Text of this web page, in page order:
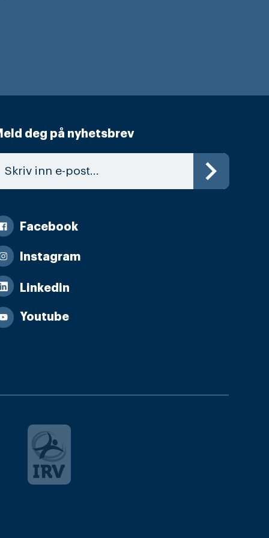
deg på nyhetsbrev
Facebook
Instagram
Linkedin
Youtube